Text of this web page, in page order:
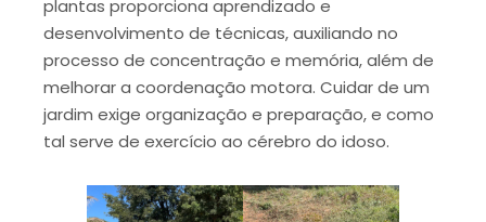
plantas proporciona aprendizado e
desenvolvimento de técnicas, auxiliando no
processo de concentração e memória, além de
melhorar a coordenação motora. Cuidar de um
jardim exige organização e preparação, e como
tal serve de exercício ao cérebro do idoso.